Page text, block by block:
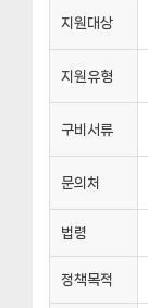
지원대상
지원유형
구비서류
문의처
법령
정책목적